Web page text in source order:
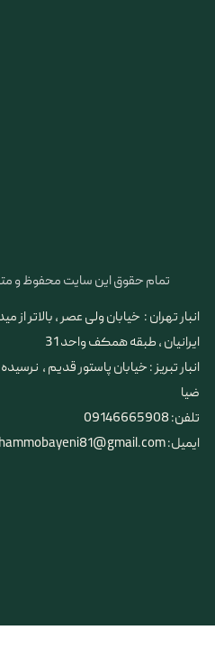
تمام حقوق این سایت محفوظ و
انبار تهران : خیابان ولی عصر ، بالاتر از
ایرانیان ، طبقه همکف واحد 31
​​​​​​​انبار تبریز : خیابان پاستور قدیم ،
ضیا
تلفن: 09146665908
ایمیل: Parhammobayeni81@gmail.com